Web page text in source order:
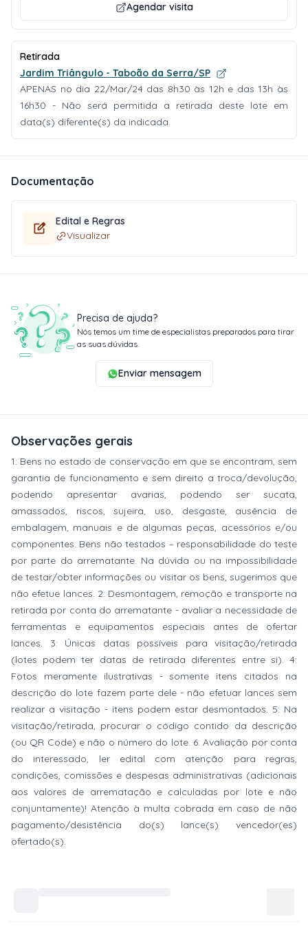
Agendar visita
Retirada
Jardim Triângulo - Taboão da Serra/SP
APENAS no dia 22/Mar/24 das 8h30 às 12h e das 13h às
16h30 - Não será permitida a retirada deste lote em
data(s) diferente(s) da indicada.
Documentação
Edital e Regras
Visualizar
Precisa de ajuda?
Nós temos um time de especialistas preparados para tirar
as suas dúvidas.
Enviar mensagem
Observações gerais
1: Bens no estado de conservação em que se encontram, sem
garantia de funcionamento e sem direito a troca/devolução,
podendo apresentar avarias, podendo ser sucata,
amassados, riscos, sujeira, uso, desgaste, ausência de
embalagem, manuais e de algumas peças, acessórios e/ou
componentes. Bens não testados – responsabilidade do teste
por parte do arrematante. Na dúvida ou na impossibilidade
de testar/obter informações ou visitar os bens, sugerimos que
não efetue lances. 2: Desmontagem, remoção e transporte na
retirada por conta do arrematante - avaliar a necessidade de
ferramentas e equipamentos especiais antes de ofertar
lances. 3: Únicas datas possíveis para visitação/retirada
(lotes podem ter datas de retirada diferentes entre si). 4:
Fotos meramente ilustrativas - somente itens citados na
descrição do lote fazem parte dele - não efetuar lances sem
realizar a visitação - itens podem estar desmontados. 5: Na
visitação/retirada, procurar o código contido da descrição
(ou QR Code) e não o número do lote. 6: Avaliação por conta
do interessado, ler edital com atenção para regras,
condições, comissões e despesas administrativas (adicionais
aos valores de arrematação e calculadas por lote e não
conjuntamente)! Atenção à multa cobrada em caso de não
pagamento/desistência do(s) lance(s) vencedor(es)
ofertado(s).